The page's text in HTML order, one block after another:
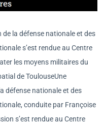
de la défense nationale et des
s’est rendue au Centre
les moyens militaires du
de ToulouseUne
défense nationale et des
conduite par Françoise
s’est rendue au Centre